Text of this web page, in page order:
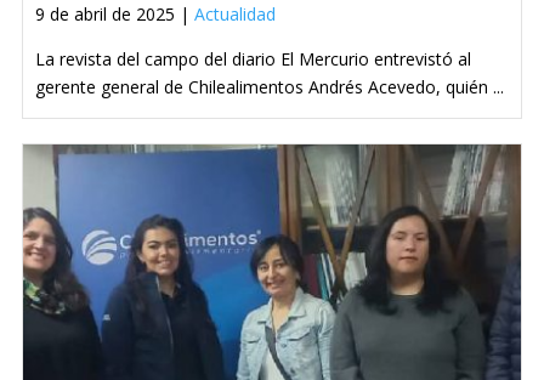
9 de abril de 2025 | Actualidad
La revista del campo del diario El Mercurio entrevistó al
gerente general de Chilealimentos Andrés Acevedo, quién ...